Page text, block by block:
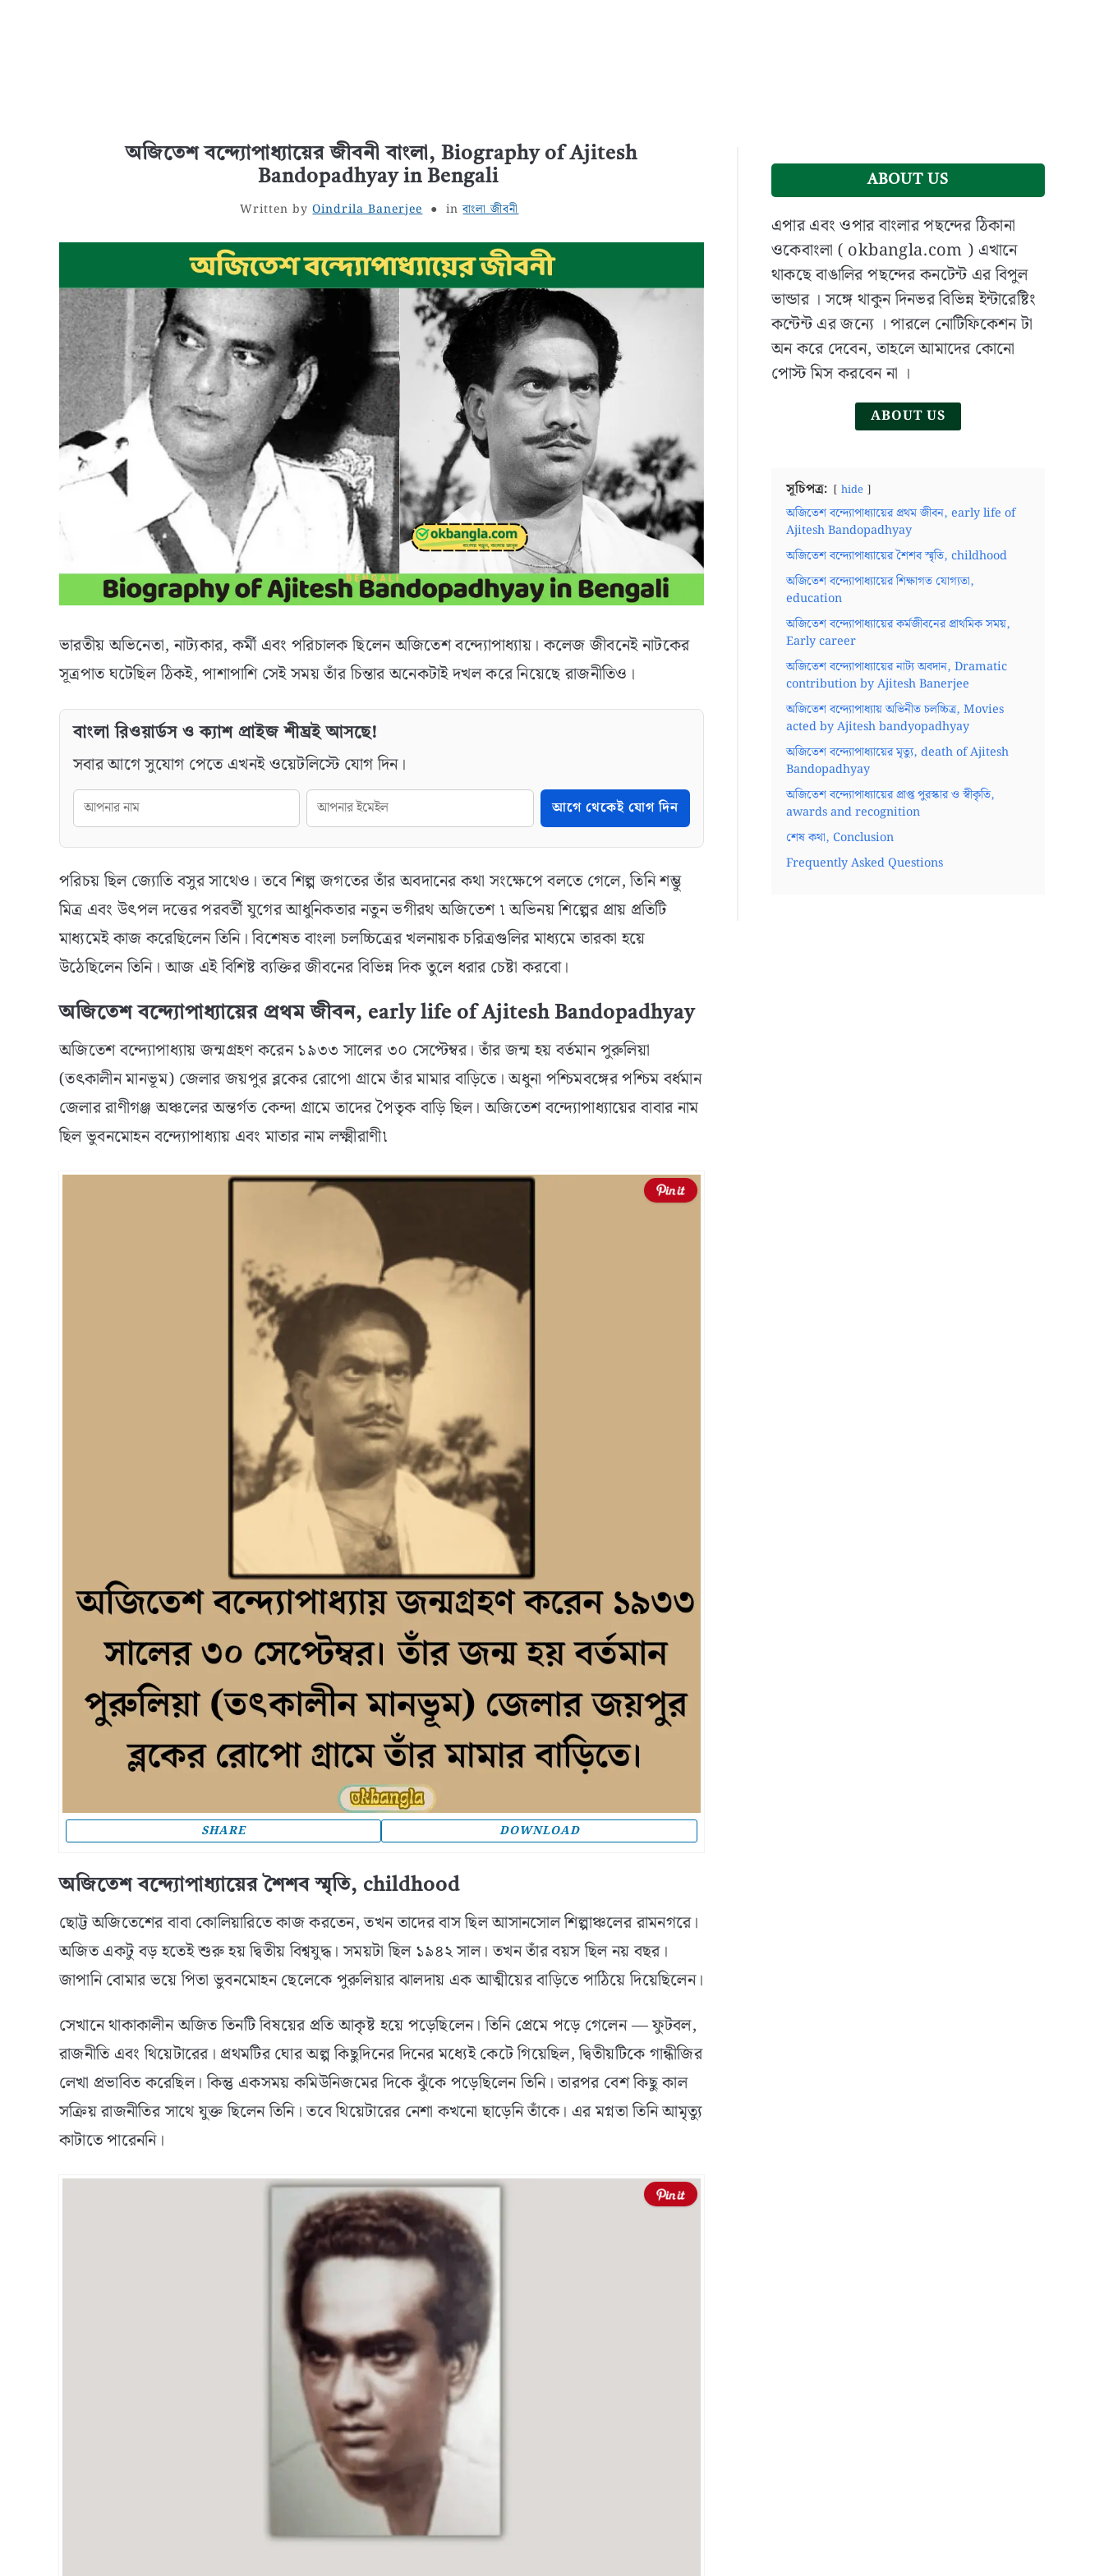
অজিতেশ বন্দ্যোপাধ্যায়ের জীবনী বাংলা, Biography of Ajitesh
Bandopadhyay in Bengali
Written byOindrila Banerjee inবাংলা জীবনী
ভারতীয় অভিনেতা, নাট্যকার, কর্মী এবং পরিচালক ছিলেন অজিতেশ বন্দ্যোপাধ্যায়। কলেজ জীবনেই নাটকের
সূত্রপাত ঘটেছিল ঠিকই, পাশাপাশি সেই সময় তাঁর চিন্তার অনেকটাই দখল করে নিয়েছে রাজনীতিও।
বাংলা রিওয়ার্ডস ও ক্যাশ প্রাইজ শীঘ্রই আসছে!
সবার আগে সুযোগ পেতে এখনই ওয়েটলিস্টে যোগ দিন।
আগে থেকেই যোগ দিন
পরিচয় ছিল জ্যোতি বসুর সাথেও। তবে শিল্প জগতের তাঁর অবদানের কথা সংক্ষেপে বলতে গেলে, তিনি শম্ভু
মিত্র এবং উৎপল দত্তের পরবর্তী যুগের আধুনিকতার নতুন ভগীরথ অজিতেশ ৷ অভিনয় শিল্পের প্রায় প্রতিটি
মাধ্যমেই কাজ করেছিলেন তিনি। বিশেষত বাংলা চলচ্চিত্রের খলনায়ক চরিত্রগুলির মাধ্যমে তারকা হয়ে
উঠেছিলেন তিনি। আজ এই বিশিষ্ট ব্যক্তির জীবনের বিভিন্ন দিক তুলে ধরার চেষ্টা করবো।
অজিতেশ বন্দ্যোপাধ্যায়ের প্রথম জীবন, early life of Ajitesh Bandopadhyay
অজিতেশ বন্দ্যোপাধ্যায় জন্মগ্রহণ করেন ১৯৩৩ সালের ৩০ সেপ্টেম্বর। তাঁর জন্ম হয় বর্তমান পুরুলিয়া
(তৎকালীন মানভূম) জেলার জয়পুর ব্লকের রোপো গ্রামে তাঁর মামার বাড়িতে। অধুনা পশ্চিমবঙ্গের পশ্চিম বর্ধমান
জেলার রাণীগঞ্জ অঞ্চলের অন্তর্গত কেন্দা গ্রামে তাদের পৈতৃক বাড়ি ছিল। অজিতেশ বন্দ্যোপাধ্যায়ের বাবার নাম
ছিল ভুবনমোহন বন্দ্যোপাধ্যায় এবং মাতার নাম লক্ষ্মীরাণী৷
SHARE DOWNLOAD
অজিতেশ বন্দ্যোপাধ্যায়ের শৈশব স্মৃতি, childhood
ছোট্ট অজিতেশের বাবা কোলিয়ারিতে কাজ করতেন, তখন তাদের বাস ছিল আসানসোল শিল্পাঞ্চলের রামনগরে।
অজিত একটু বড় হতেই শুরু হয় দ্বিতীয় বিশ্বযুদ্ধ। সময়টা ছিল ১৯৪২ সাল। তখন তাঁর বয়স ছিল নয় বছর।
জাপানি বোমার ভয়ে পিতা ভুবনমোহন ছেলেকে পুরুলিয়ার ঝালদায় এক আত্মীয়ের বাড়িতে পাঠিয়ে দিয়েছিলেন।
সেখানে থাকাকালীন অজিত তিনটি বিষয়ের প্রতি আকৃষ্ট হয়ে পড়েছিলেন। তিনি প্রেমে পড়ে গেলেন — ফুটবল,
রাজনীতি এবং থিয়েটারের। প্রথমটির ঘোর অল্প কিছুদিনের দিনের মধ্যেই কেটে গিয়েছিল, দ্বিতীয়টিকে গান্ধীজির
লেখা প্রভাবিত করেছিল। কিন্তু একসময় কমিউনিজমের দিকে ঝুঁকে পড়েছিলেন তিনি। তারপর বেশ কিছু কাল
সক্রিয় রাজনীতির সাথে যুক্ত ছিলেন তিনি। তবে থিয়েটারের নেশা কখনো ছাড়েনি তাঁকে। এর মগ্নতা তিনি আমৃত্যু
কাটাতে পারেননি।
ABOUT US
এপার এবং ওপার বাংলার পছন্দের ঠিকানা
ওকেবাংলা ( okbangla.com ) এখানে
থাকছে বাঙালির পছন্দের কনটেন্ট এর বিপুল
ভান্ডার । সঙ্গে থাকুন দিনভর বিভিন্ন ইন্টারেষ্টিং
কন্টেন্ট এর জন্যে । পারলে নোটিফিকেশন টা
অন করে দেবেন, তাহলে আমাদের কোনো
পোস্ট মিস করবেন না ।
ABOUT US
সূচিপত্র: hide
অজিতেশ বন্দ্যোপাধ্যায়ের প্রথম জীবন, early life of
Ajitesh Bandopadhyay
অজিতেশ বন্দ্যোপাধ্যায়ের শৈশব স্মৃতি, childhood
অজিতেশ বন্দ্যোপাধ্যায়ের শিক্ষাগত যোগ্যতা,
education
অজিতেশ বন্দ্যোপাধ্যায়ের কর্মজীবনের প্রাথমিক সময়,
Early career
অজিতেশ বন্দ্যোপাধ্যায়ের নাট্য অবদান, Dramatic
contribution by Ajitesh Banerjee
অজিতেশ বন্দ্যোপাধ্যায় অভিনীত চলচ্চিত্র, Movies
acted by Ajitesh bandyopadhyay
অজিতেশ বন্দ্যোপাধ্যায়ের মৃত্যু, death of Ajitesh
Bandopadhyay
অজিতেশ বন্দ্যোপাধ্যায়ের প্রাপ্ত পুরস্কার ও স্বীকৃতি,
awards and recognition
শেষ কথা, Conclusion
Frequently Asked Questions